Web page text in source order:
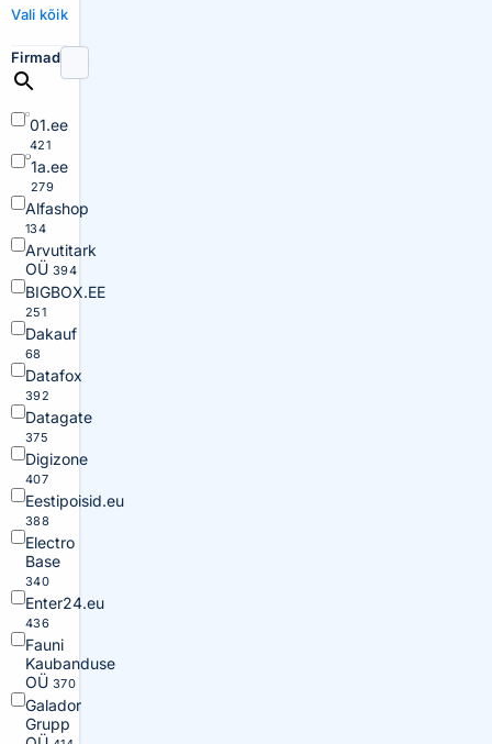
Vali kõik
Firmad
01.ee
421
1a.ee
279
Alfashop
134
Arvutitark
OÜ 394
BIGBOX.EE
251
Dakauf
68
Datafox
392
Datagate
375
Digizone
407
Eestipoisid.eu
388
Electro
Base
340
Enter24.eu
436
Fauni
Kaubanduse
OÜ 370
Galador
Grupp